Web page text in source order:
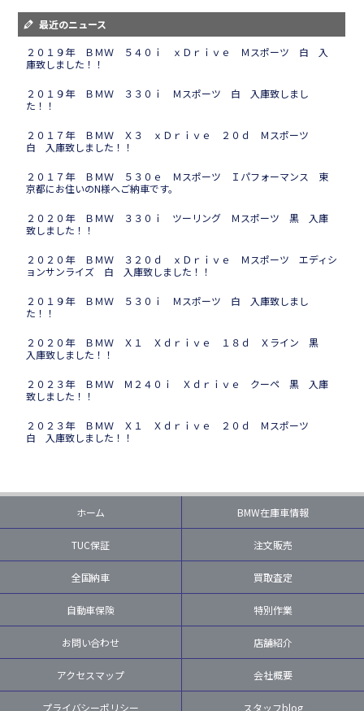
最近のニュース
２０１９年 ＢＭＷ ５４０ｉ ｘＤｒｉｖｅ Ｍスポーツ 白 入
庫致しました！！
２０１９年 ＢＭＷ ３３０ｉ Ｍスポーツ 白 入庫致しまし
た！！
２０１７年 ＢＭＷ Ｘ３ ｘＤｒｉｖｅ ２０ｄ Ｍスポーツ
白 入庫致しました！！
２０１７年 ＢＭＷ ５３０ｅ Ｍスポーツ Ｉパフォーマンス 東
京都にお住いのN様へご納車です。
２０２０年 ＢＭＷ ３３０ｉ ツーリング Ｍスポーツ 黒 入庫
致しました！！
２０２０年 ＢＭＷ ３２０ｄ ｘＤｒｉｖｅ Ｍスポーツ エディシ
ョンサンライズ 白 入庫致しました！！
２０１９年 ＢＭＷ ５３０ｉ Ｍスポーツ 白 入庫致しまし
た！！
２０２０年 ＢＭＷ Ｘ１ Ｘｄｒｉｖｅ １８ｄ Ｘライン 黒
入庫致しました！！
２０２３年 ＢＭＷ Ｍ２４０ｉ Ｘｄｒｉｖｅ クーペ 黒 入庫
致しました！！
２０２３年 ＢＭＷ Ｘ１ Ｘｄｒｉｖｅ ２０ｄ Ｍスポーツ
白 入庫致しました！！
ホーム BMW在庫車情報
TUC保証 注文販売
全国納車 買取査定
自動車保険 特別作業
お問い合わせ 店舗紹介
アクセスマップ 会社概要
プライバシーポリシー スタッフblog